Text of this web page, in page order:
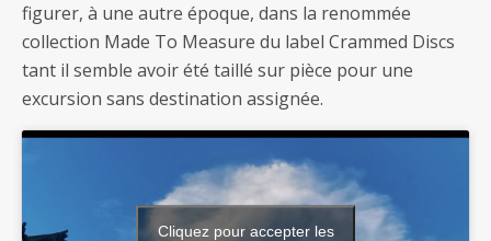
figurer, à une autre époque, dans la renommée
collection Made To Measure du label Crammed Discs
tant il semble avoir été taillé sur pièce pour une
excursion sans destination assignée.
Cliquez pour accepter les